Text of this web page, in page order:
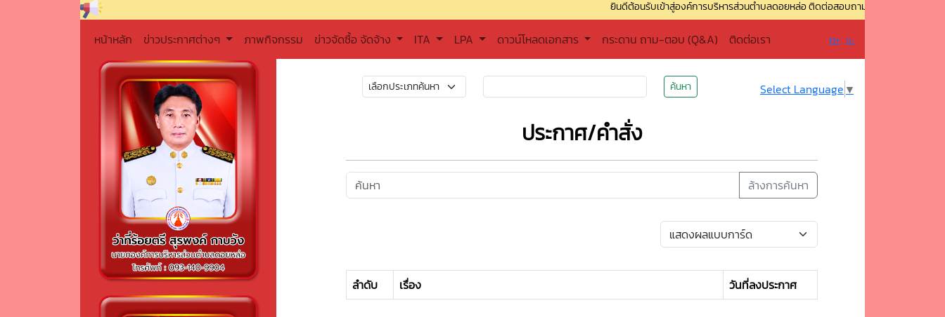
ยินดีต้อนรับเข้าสู่องค์การบริหารส่วนตำบลดอยหล่อ ติดต่อสอบถาม : ☎️ โทรศัพท์ : 0-5336-9049 ☎️ โ
หน้าหลัก ข่าวประกาศต่างๆ ภาพกิจกรรม ข่าวจัดซื้อ จัดจ้าง ITA LPA ดาวน์โหลดเอกสาร กระดาน ถาม-ตอบ (Q&A) ติดต่อเรา ก+ ก-
ค้นหา Select Language ▼
ประกาศ/คำสั่ง
ล้างการค้นหา
ลำดับ เรื่อง วันที่ลงประกาศ